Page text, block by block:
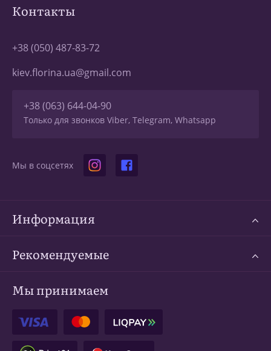
Контакты
+38 (050) 487-83-72
kiev.florina.ua@gmail.com
+38 (063) 644-04-90
Только для звонков Viber, Telegram, Whatsapp
Мы в соцсетях
Информация
Рекомендуемые
Мы принимаем